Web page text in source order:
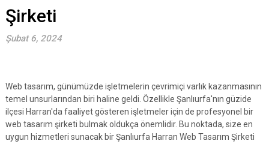
Şirketi
Şubat 6, 2024
Web tasarım, günümüzde işletmelerin çevrimiçi varlık kazanmasının
temel unsurlarından biri haline geldi. Özellikle Şanlıurfa'nın güzide
ilçesi Harran'da faaliyet gösteren işletmeler için de profesyonel bir
web tasarım şirketi bulmak oldukça önemlidir. Bu noktada, size en
uygun hizmetleri sunacak bir Şanlıurfa Harran Web Tasarım Şirketi